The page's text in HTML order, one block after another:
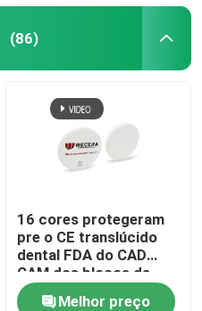
(86)
16 cores protegeram
pre o CE translúcido
dental FDA do CAD
CAM dos blocos da
zircônia aprovado
Melhor preço